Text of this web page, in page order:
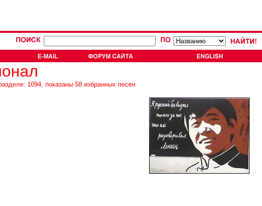
1094, показаны 58 избранных песен